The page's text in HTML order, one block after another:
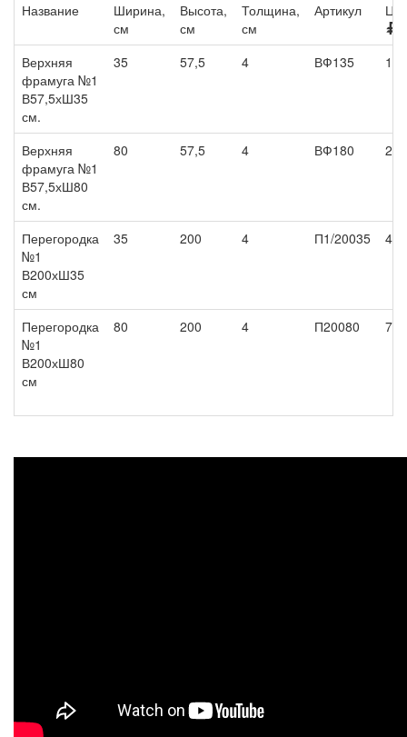
Название
Ширина,
см
Высота,
см
Толщина,
см
Артикул
Верхняя
фрамуга №1
В57,5хШ35
см.
35 57,5 4 ВФ135 1
Верхняя
фрамуга №1
В57,5хШ80
см.
80 57,5 4 ВФ180 2
Перегородка
№1
В200хШ35
см
35 200 4 П1/20035 4
Перегородка
№1
В200хШ80
см
80 200 4 П20080 7